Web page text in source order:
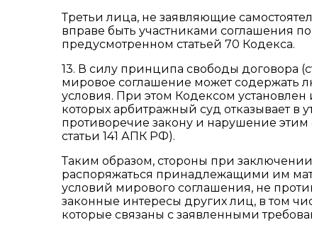
Третьи лица, не заявляющие
вправе быть участниками соглашения
предусмотренном статьей 70 Кодекса.
13. В силу принципа свободы договора
мировое соглашение может содержать
условия. При этом Кодексом
которых арбитражный суд отказывает
противоречие закону и нарушение
статьи 141 АПК РФ).
Таким образом, стороны при
распоряжаться принадлежащими им
условий мирового соглашения, не
законные интересы других лиц, в том
которые связаны с заявленными